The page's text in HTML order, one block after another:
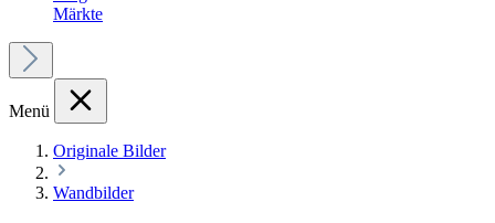
Märkte
Menü
Originale Bilder
Wandbilder